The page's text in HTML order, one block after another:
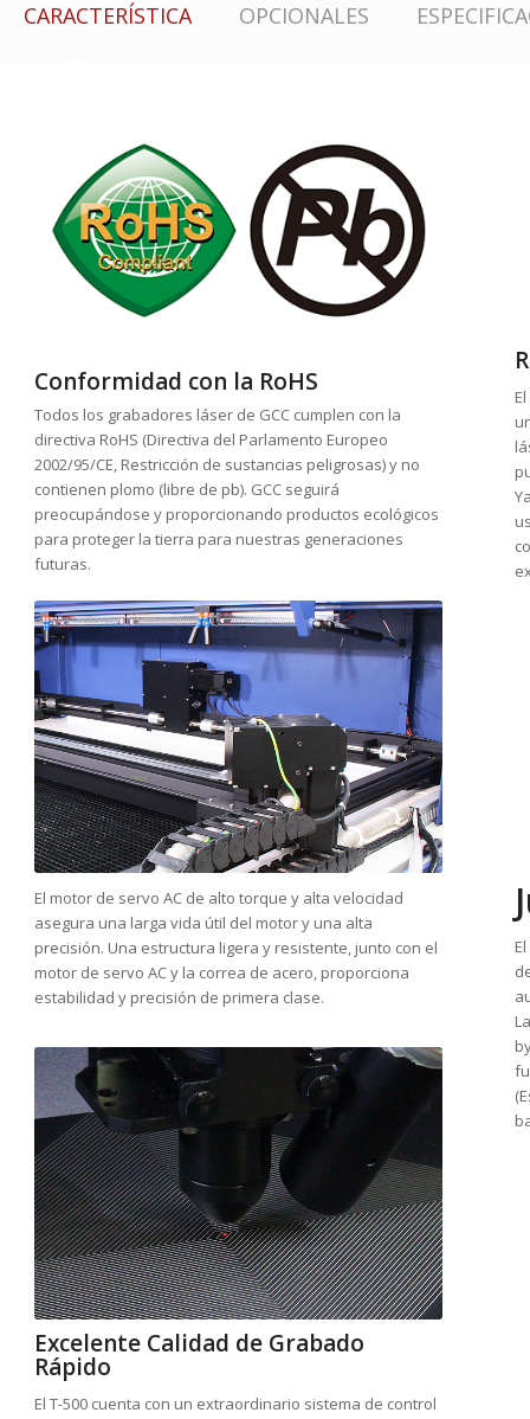
CARACTERÍSTICA
OPCIONALES
Conformidad con la RoHS
Todos los grabadores láser de GCC cumplen con la
directiva RoHS (Directiva del Parlamento Europeo
2002/95/CE, Restricción de sustancias peligrosas) y no
contienen plomo (libre de pb). GCC seguirá
preocupándose y proporcionando productos ecológicos
para proteger la tierra para nuestras generaciones
futuras.
El motor de servo AC de alto torque y alta velocidad
asegura una larga vida útil del motor y una alta
precisión. Una estructura ligera y resistente, junto con el
motor de servo AC y la correa de acero, proporciona
estabilidad y precisión de primera clase.
Excelente Calidad de Grabado
Rápido
El T-500 cuenta con un extraordinario sistema de control